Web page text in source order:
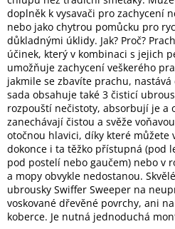
%
Black
Friday
VÝPRODEJ
Akční
zboží
TONERY
CARTRIDGE
OEM
Sestavy
doplněk k vysavači pro zachycení
nebo jako chytrou pomůcku pro
důkladnými úklidy. Jak? Proč?
účinek, který v kombinaci s jejich
umožňuje zachycení veškerého
jakmile se zbavíte prachu,
sada obsahuje také 3 čisticí
rozpouští nečistoty, absorbují je a
zanechávají čistou a svěže
otočnou hlavici, díky které můžete
dokonce i ta těžko přístupná (pod
pod postelí nebo gaučem) nebo v
a mopy obvykle nedostanou.
ubrousky Swiffer Sweeper na
voskované dřevěné povrchy, ani
koberce. Je nutná jednoduchá